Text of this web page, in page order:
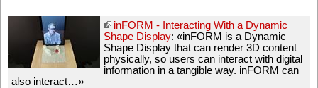
inFORM - Interacting With a Dynamic
Shape Display: «inFORM is a Dynamic
Shape Display that can render 3D content
physically, so users can interact with digital
information in a tangible way. inFORM can
also interact…»